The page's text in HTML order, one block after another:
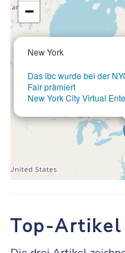
New York
Das ibc wurde bei der
Fair prämiert
New York City Virtual
−
Top-Artikel